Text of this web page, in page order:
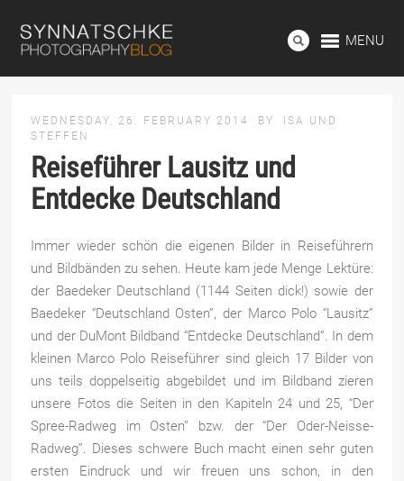
MENU
WEDNESDAY, 26. FEBRUARY 2014 BY
ISA UND
STEFFEN
Reiseführer Lausitz und
Entdecke Deutschland
Immer wieder schön die eigenen Bilder in Reiseführern
und Bildbänden zu sehen. Heute kam jede Menge Lektüre:
der Baedeker Deutschland (1144 Seiten dick!) sowie der
Baedeker “Deutschland Osten”, der Marco Polo “Lausitz”
und der DuMont Bildband “Entdecke Deutschland”. In dem
kleinen Marco Polo Reiseführer sind gleich 17 Bilder von
uns teils doppelseitig abgebildet und im Bildband zieren
unsere Fotos die Seiten in den Kapiteln 24 und 25, “Der
Spree-Radweg im Osten” bzw. der “Der Oder-Neisse-
Radweg”. Dieses schwere Buch macht einen sehr guten
ersten Eindruck und wir freuen uns schon, in den